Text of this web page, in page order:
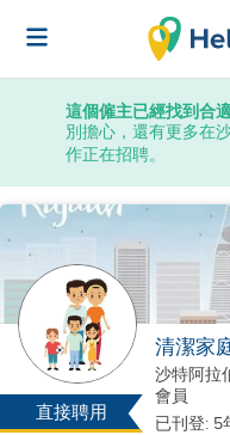
這個僱主已經找到合
別擔心，還有更多在
作正在招聘。
直接聘用
清潔家
沙特阿拉
會員
已刊登: 5